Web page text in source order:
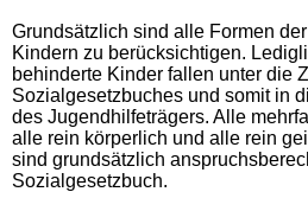
Grundsätzlich sind alle Formen
Kindern zu berücksichtigen.
behinderte Kinder fallen unter die
Sozialgesetzbuches und somit in
des Jugendhilfeträgers. Alle
alle rein körperlich und alle rein
sind grundsätzlich
Sozialgesetzbuch.